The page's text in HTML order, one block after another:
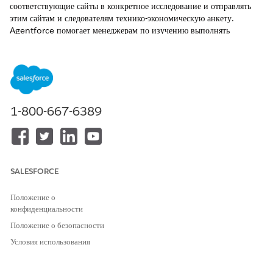
соответствующие сайты в конкретное исследование и отправлять
этим сайтам и следователям технико-экономическую анкету.
Agentforce помогает менеджерам по изучению выполнять
ТРЕБУЕМЫЕ ВЕРСИИ
лицензиями Life Sciences Cloud с лицензиями Life Sciences
Cloud и дополнительными лицензиями Agentforce for Life
GPT Platform, Einstein GPT Copilot и Конструктор подсказок
Тема Agentforce для выбора места
Тема агента «Помощь в выборе места» помогает менеджерам по
технико-экономическому обоснованию места и клиническим
исследованиям определить подходящие места для выполнения
1-800-667-6389
SALESFORCE
Положение о
конфиденциальности
Положение о безопасности
Условия использования